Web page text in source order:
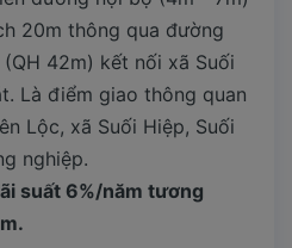
20m thông qua đường
42m) kết nối xã Suối
Là điểm giao thông quan
Lộc, xã Suối Hiệp, Suối
nghiệp.
suất 6%/năm tương